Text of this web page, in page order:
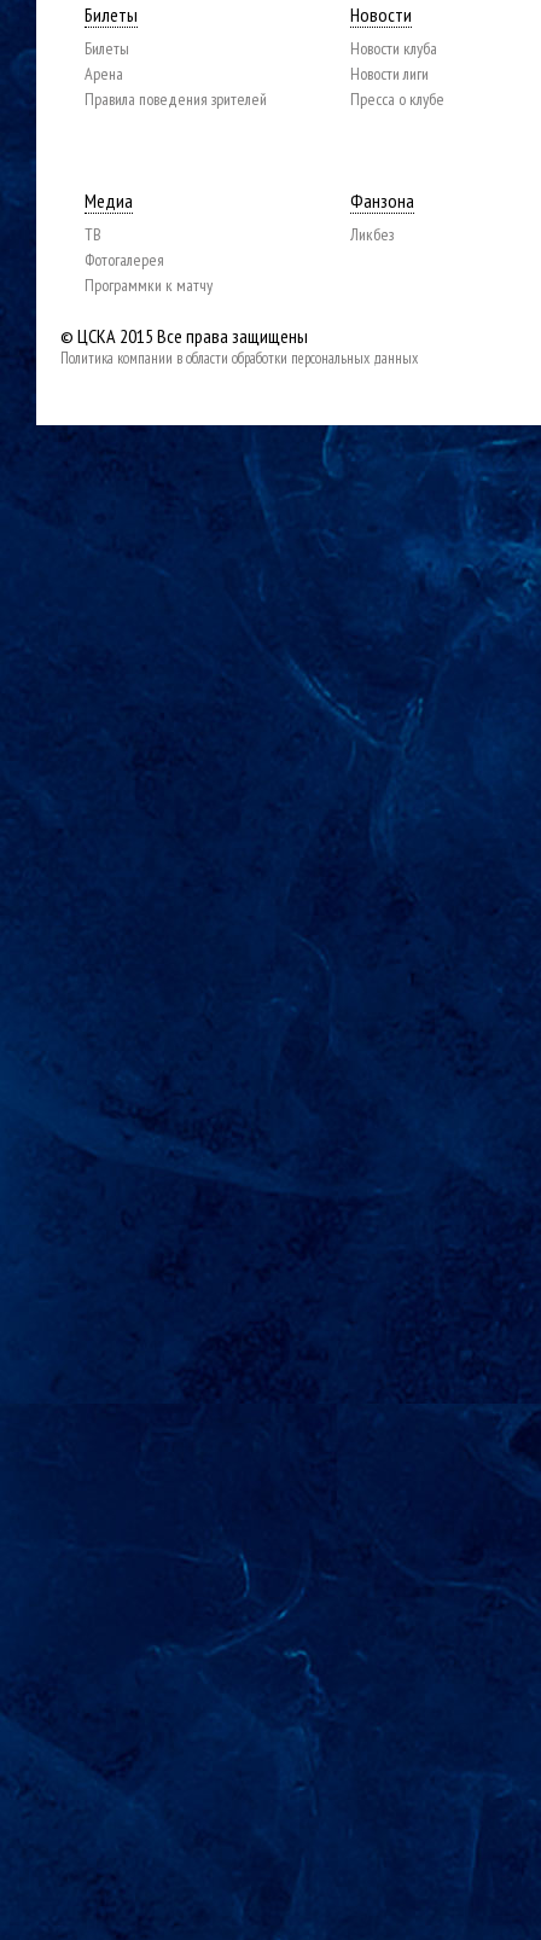
Билеты
Билеты
Арена
Правила поведения зрителей
Новости
Новости клуба
Новости лиги
Пресса о клубе
Медиа
ТВ
Фотогалерея
Программки к матчу
Фанзона
Ликбез
© ЦСКА 2015 Все права защищены
Политика компании в области обработки персональных данных